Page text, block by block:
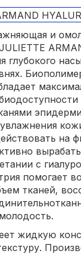
и
глубокого
на
с
помогает
тканей,
жидкую